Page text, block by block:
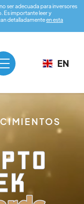
ser adecuada para inversores
Es importante leer y
detalladamenteen esta
EN